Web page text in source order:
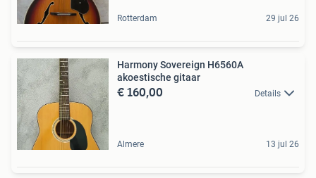
Rotterdam 29 jul 26
Harmony Sovereign H6560A
akoestische gitaar
€ 160,00 Details
Almere 13 jul 26